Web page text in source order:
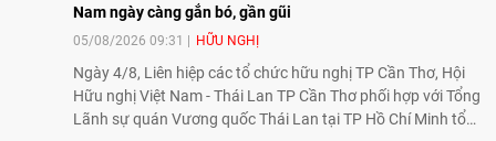
Nam ngày càng gắn bó, gần gũi
05/08/2026 09:31 HỮU NGHỊ
Ngày 4/8, Liên hiệp các tổ chức hữu nghị TP Cần Thơ, Hội
Hữu nghị Việt Nam - Thái Lan TP Cần Thơ phối hợp với Tổng
Lãnh sự quán Vương quốc Thái Lan tại TP Hồ Chí Minh tổ